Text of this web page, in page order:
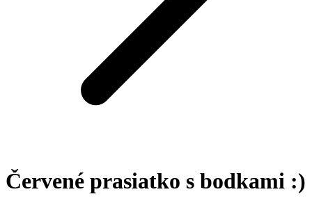
Červené prasiatko s bodkami :)